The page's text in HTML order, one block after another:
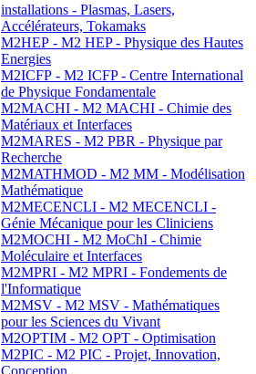
installations - Plasmas, Lasers,
Accélérateurs, Tokamaks
M2HEP - M2 HEP - Physique des Hautes
Energies
M2ICFP - M2 ICFP - Centre International
de Physique Fondamentale
M2MACHI - M2 MACHI - Chimie des
Matériaux et Interfaces
M2MARES - M2 PBR - Physique par
Recherche
M2MATHMOD - M2 MM - Modélisation
Mathématique
M2MECENCLI - M2 MECENCLI -
Génie Mécanique pour les Cliniciens
M2MOCHI - M2 MoChI - Chimie
Moléculaire et Interfaces
M2MPRI - M2 MPRI - Fondements de
l'Informatique
M2MSV - M2 MSV - Mathématiques
pour les Sciences du Vivant
M2OPTIM - M2 OPT - Optimisation
M2PIC - M2 PIC - Projet, Innovation,
Conception